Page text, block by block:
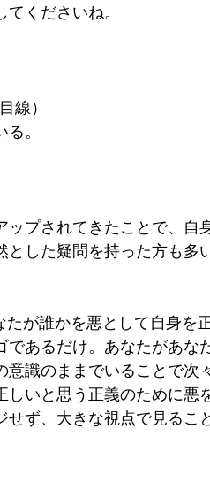
くださいね。
線）
。
プされてきたことで、自
した疑問を持った方も多
が誰かを悪として自身を
であるだけ。あなたがあな
識のままでいることで次
しいと思う正義のために悪
せず、大きな視点で見るこ